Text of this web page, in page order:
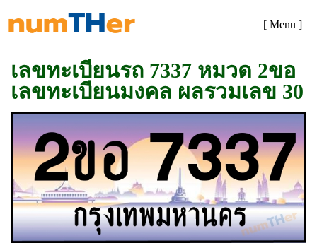
[ Menu ]
เลขทะเบียนรถ 7337 หมวด 2ขอ
เลขทะเบียนมงคล ผลรวมเลข 30